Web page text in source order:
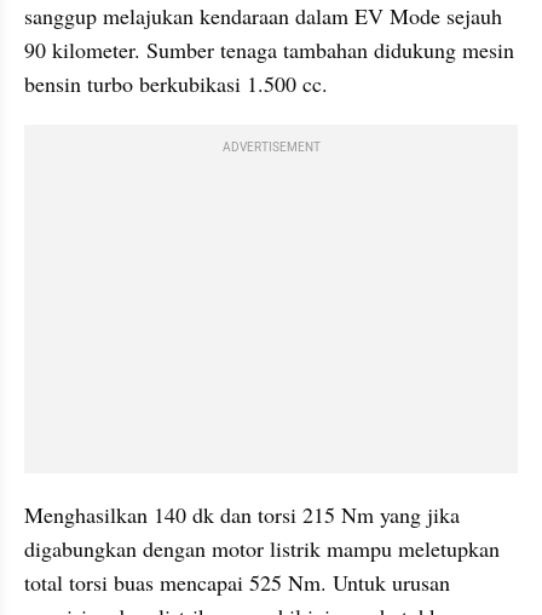
sanggup melajukan kendaraan dalam EV Mode sejauh
90 kilometer. Sumber tenaga tambahan didukung mesin
bensin turbo berkubikasi 1.500 cc.
ADVERTISEMENT
Menghasilkan 140 dk dan torsi 215 Nm yang jika
digabungkan dengan motor listrik mampu meletupkan
total torsi buas mencapai 525 Nm. Untuk urusan